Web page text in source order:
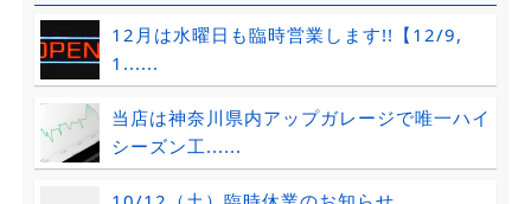
12月は水曜日も臨時営業します!!【12/9,
1......
当店は神奈川県内アップガレージで唯一ハイ
シーズン工......